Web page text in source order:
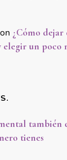
on ¿Cómo
elegir un poco
también
tienes